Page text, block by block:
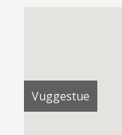
Vuggestue